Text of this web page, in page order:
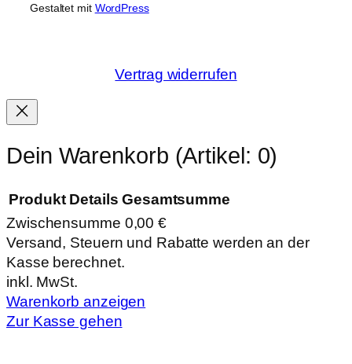
Gestaltet mit WordPress
Vertrag widerrufen
Dein Warenkorb (Artikel: 0)
Produkte
im
Warenkorb
Produkt Details Gesamtsumme
Zwischensumme 0,00 €
Versand, Steuern und Rabatte werden an der
Kasse berechnet.
inkl. MwSt.
Warenkorb anzeigen
Zur Kasse gehen